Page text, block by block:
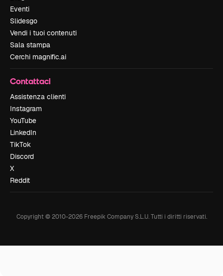
Eventi
Slidesgo
Vendi i tuoi contenuti
Sala stampa
Cerchi magnific.ai
Contattaci
Assistenza clienti
Instagram
YouTube
LinkedIn
TikTok
Discord
X
Reddit
Copyright © 2010-2026Freepik Company S.L.U. Tutti i diritti riservati.